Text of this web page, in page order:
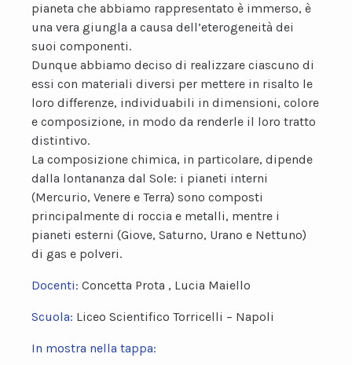
pianeta che abbiamo rappresentato è immerso, è
una vera giungla a causa dell’eterogeneità dei
suoi componenti.
Dunque abbiamo deciso di realizzare ciascuno di
essi con materiali diversi per mettere in risalto le
loro differenze, individuabili in dimensioni, colore
e composizione, in modo da renderle il loro tratto
distintivo.
La composizione chimica, in particolare, dipende
dalla lontananza dal Sole: i pianeti interni
(Mercurio, Venere e Terra) sono composti
principalmente di roccia e metalli, mentre i
pianeti esterni (Giove, Saturno, Urano e Nettuno)
di gas e polveri.
Docenti: Concetta Prota , Lucia Maiello
Scuola: Liceo Scientifico Torricelli – Napoli
In mostra nella tappa: